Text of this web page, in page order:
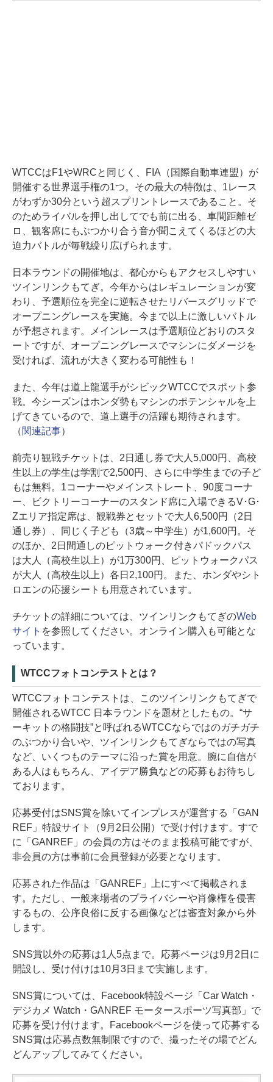
WTCCはF1やWRCと同じく、FIA（国際自動車連盟）が
開催する世界選手権の1つ。その最大の特徴は、1レース
がわずか30分という超スプリントレースであること。そ
のためライバルを押し出してでも前に出る、車間距離ゼ
ロ、観客席にもぶつかり合う音が聞こえてくるほどの大
迫力バトルが毎戦繰り広げられます。
日本ラウンドの開催地は、都心からもアクセスしやすい
ツインリンクもてぎ。今年からはレギュレーションが変
わり、予選順位を完全に逆転させたリバースグリッドで
オープニングレースを実施。今まで以上に激しいバトル
が予想されます。メインレースは予選順位どおりのスタ
ートですが、オープニングレースでマシンにダメージを
受ければ、流れが大きく変わる可能性も！
また、今年は道上龍選手がシビックWTCCでスポット参
戦。今シーズンはホンダ勢もマシンのポテンシャルを上
げてきているので、道上選手の活躍も期待されます。
（関連記事）
前売り観戦チケットは、2日通し券で大人5,000円、高校
生以上の学生は学割で2,500円、さらに中学生までの子ど
もは無料。1コーナーやメインストレート、90度コーナ
ー、ビクトリーコーナーのスタンド席に入場できるV･G･
Zエリア指定席は、観戦券とセットで大人6,500円（2日
通し券）、同じく子ども（3歳～中学生）が1,600円。そ
のほか、2日間通しのピットウォーク付きパドックパス
は大人（高校生以上）が1万300円、ピットウォークパス
が大人（高校生以上）各日2,100円。また、ホンダやシト
ロエンの応援シートも用意されています。
チケットの詳細については、ツインリンクもてぎのWeb
サイト を参照してください。オンライン購入も可能とな
っています。
WTCCフォトコンテストとは？
WTCCフォトコンテストは、このツインリンクもてぎで
開催されるWTCC 日本ラウンドを題材としたもの。“サ
ーキットの格闘技”と呼ばれるWTCCならではのガチガチ
のぶつかり合いや、ツインリンクもてぎならではの写真
など、いくつものテーマに沿った賞を用意。腕に自信が
ある人はもちろん、アイデア勝負などの応募もお待ちし
ております。
応募受付はSNS賞を除いてインプレスが運営する「GAN
REF」特設サイト（9月2日公開）で受け付けます。すで
に「GANREF」の会員の方はそのまま投稿可能ですが、
非会員の方は事前に会員登録が必要となります。
応募された作品は「GANREF」上にすべて掲載されま
す。ただし、一般来場者のプライバシーや肖像権を侵害
するもの、公序良俗に反する画像などは審査対象から外
します。
SNS賞以外の応募は1人5点まで。応募ページは9月2日に
開設し、受け付けは10月3日まで実施します。
SNS賞については、Facebook特設ページ「Car Watch・
デジカメ Watch・GANREF モータースポーツ写真部」で
応募を受け付けます。Facebookページを使って応募する
SNS賞は応募点数無制限ですので、撮ったその場でどん
どんアップしてみてください。